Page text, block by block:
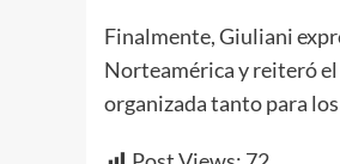
Finalmente, Giuliani
Norteamérica y reiteró
organizada tanto para